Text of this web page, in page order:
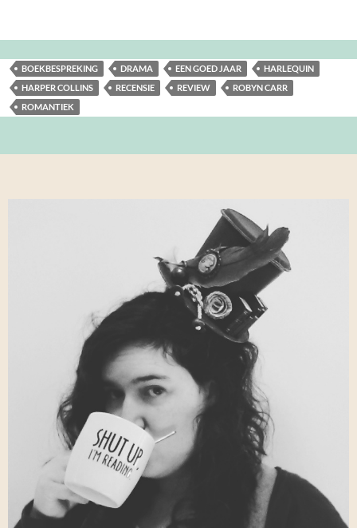
BOEKBESPREKING DRAMA EEN GOED JAAR
HARLEQUIN
HARPER COLLINS
RECENSIE REVIEW
ROBYN CARR
ROMANTIEK